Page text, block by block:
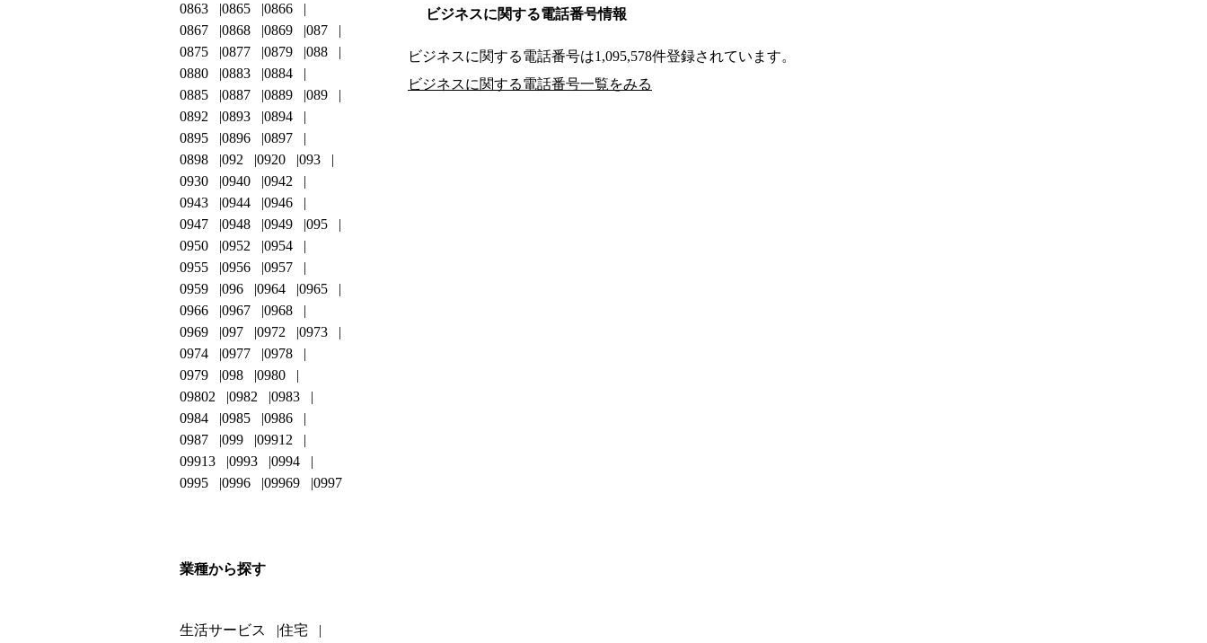
ビジネスに関する電話番号情報
ビジネスに関する電話番号は1,095,578件登録されています。
ビジネスに関する電話番号一覧をみる
0863
0865
0866
0867
0868 0869
087
0875
0877 0879
088
0880
0883
0884
0885
0887 0889
089
0892
0893
0894
0895
0896
0897
0898
092 0920
093
0930
0940
0942
0943
0944
0946
0947
0948 0949
095
0950
0952
0954
0955
0956
0957
0959
096 0964
0965
0966
0967
0968
0969
097 0972
0973
0974
0977
0978
0979
098
0980
09802
0982
0983
0984
0985
0986
0987
099
09912
09913
0993
0994
0995
0996 09969 0997
業種から探す
生活サービス 住宅